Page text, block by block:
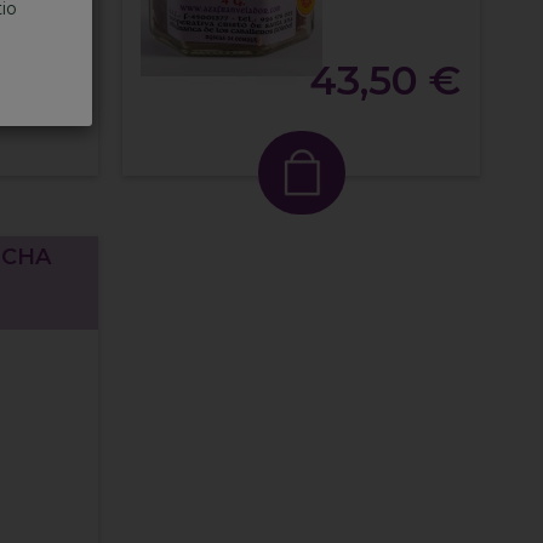
43,50 €